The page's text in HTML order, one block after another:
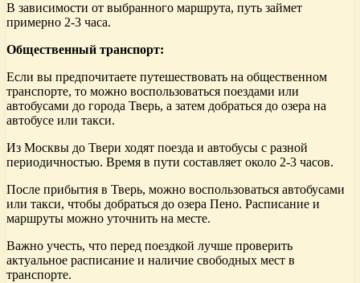
В зависимости от выбранного маршрута, путь займет
примерно 2-3 часа.
Общественный транспорт:
Если вы предпочитаете путешествовать на общественном
транспорте, то можно воспользоваться поездами или
автобусами до города Тверь, а затем добраться до озера на
автобусе или такси.
Из Москвы до Твери ходят поезда и автобусы с разной
периодичностью. Время в пути составляет около 2-3 часов.
После прибытия в Тверь, можно воспользоваться автобусами
или такси, чтобы добраться до озера Пено. Расписание и
маршруты можно уточнить на месте.
Важно учесть, что перед поездкой лучше проверить
актуальное расписание и наличие свободных мест в
транспорте.